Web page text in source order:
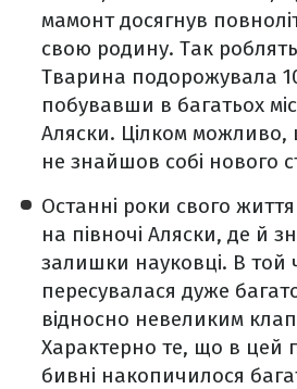
мамонт досягнув
свою родину. Так роблять
Тварина подорожувала
побувавши в багатьох
Аляски. Цілком можливо,
не знайшов собі нового
Останні роки свого
на півночі Аляски, де й
залишки науковці. В той
пересувалася дуже
відносно невеликим
Характерно те, що в цей
бивні накопичилося